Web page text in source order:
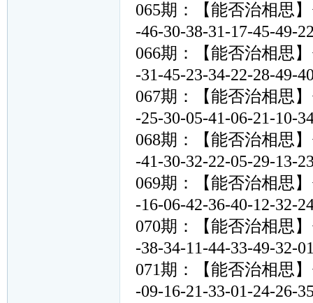
065期：【能否治相思】
-46-30-38-31-17-45-49-
066期：【能否治相思】
-31-45-23-34-22-28-49-
067期：【能否治相思】
-25-30-05-41-06-21-10-
068期：【能否治相思】
-41-30-32-22-05-29-13-
069期：【能否治相思】
-16-06-42-36-40-12-32-
070期：【能否治相思】
-38-34-11-44-33-49-32-
071期：【能否治相思】
-09-16-21-33-01-24-26-